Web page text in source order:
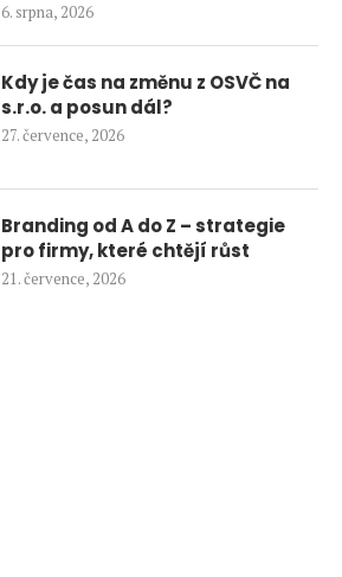
6. srpna, 2026
Kdy je čas na změnu z OSVČ na
s.r.o. a posun dál?
27. července, 2026
Branding od A do Z – strategie
pro firmy, které chtějí růst
21. července, 2026